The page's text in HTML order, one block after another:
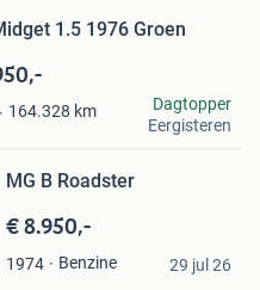
1.5 1976 Groen
164.328 km
Dagtopper
Eergisteren
MG B Roadster
€ 8.950,-
1974 Benzine 29 jul 26